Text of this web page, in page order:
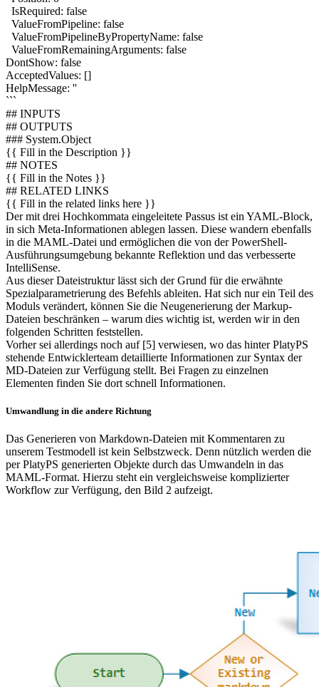
IsRequired: false
ValueFromPipeline: false
ValueFromPipelineByPropertyName: false
ValueFromRemainingArguments: false
DontShow: false
AcceptedValues: []
HelpMessage: ''
```
## INPUTS
## OUTPUTS
### System.Object
{{ Fill in the Description }}
## NOTES
{{ Fill in the Notes }}
## RELATED LINKS
{{ Fill in the related links here }}
Der mit drei Hochkommata eingeleitete Passus ist ein YAML-Block,
in sich Meta-Informationen ablegen lassen. Diese wandern ebenfalls
in die MAML-Datei und ermöglichen die von der PowerShell-
Ausführungsumgebung bekannte Reflektion und das verbesserte
IntelliSense.
Aus dieser Dateistruktur lässt sich der Grund für die erwähnte
Spezialparametrierung des Befehls ableiten. Hat sich nur ein Teil des
Moduls verändert, können Sie die Neugenerierung der Markup-
Dateien beschränken – warum dies wichtig ist, werden wir in den
folgenden Schritten feststellen.
Vorher sei allerdings noch auf [5] verwiesen, wo das hinter PlatyPS
stehende Entwicklerteam detaillierte Informationen zur Syntax der
MD-Dateien zur Verfügung stellt. Bei Fragen zu einzelnen
Elementen finden Sie dort schnell Informationen.
Umwandlung in die andere Richtung
Das Generieren von Markdown-Dateien mit Kommentaren zu
unserem Testmodell ist kein Selbstzweck. Denn nützlich werden die
per PlatyPS generierten Objekte durch das Umwandeln in das
MAML-Format. Hierzu steht ein vergleichsweise komplizierter
Workflow zur Verfügung, den Bild 2 aufzeigt.